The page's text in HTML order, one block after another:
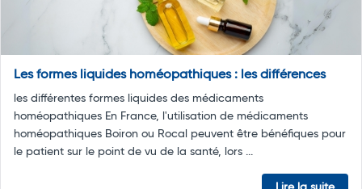
Les formes liquides homéopathiques : les différences
les différentes formes liquides des médicaments
homéopathiques En France, l'utilisation de médicaments
homéopathiques Boiron ou Rocal peuvent être bénéfiques pour
le patient sur le point de vu de la santé, lors ...